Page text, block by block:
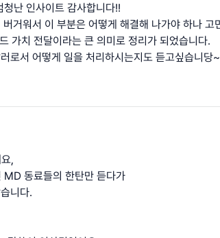
난 인사이트 감사합니다!!
거워서 이 부분은 어떻게 해결해 나가야 하나 고
가치 전달이라는 큰 의미로 정리가 되었습니다.
로서 어떻게 일을 처리하시는지도 듣고싶습니당~
,
동료들의 한탄만 듣다가
니다.